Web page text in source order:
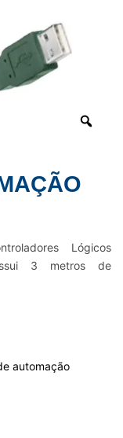
Lógicos
3 metros de
automação